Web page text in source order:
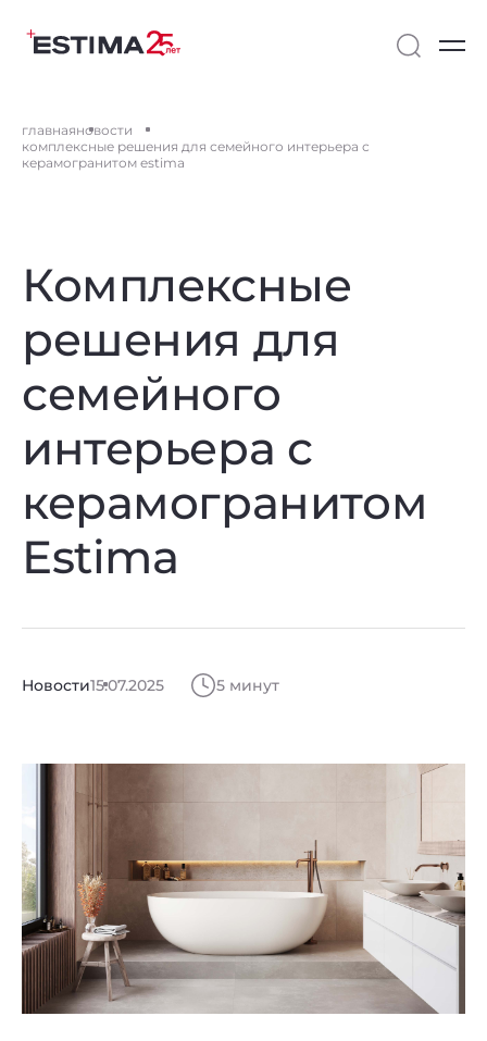
главнаяновости
комплексные решения для семейного интерьера с
керамогранитом estima
Комплексные
решения для
семейного
интерьера с
керамогранитом
Estima
Новости15.07.2025 5 минут